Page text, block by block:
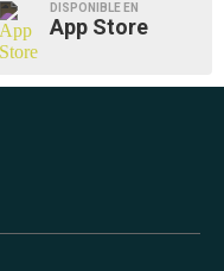
DISPONIBLE EN
App Store